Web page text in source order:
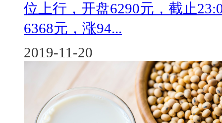
位上行，开盘6290元，截止
6368元，涨94...
2019-11-20